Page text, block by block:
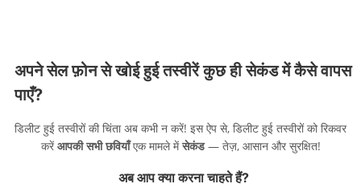
अपने सेल फ़ोन से खोई हुई तस्वीरें कुछ ही सेकंड में कैसे वापस
पाएँ?
डिलीट हुई तस्वीरों की चिंता अब कभी न करें! इस ऐप से, डिलीट हुई तस्वीरों को रिकवर
करें आपकी सभी छवियाँएक मामले मेंसेकंड— तेज़, आसान और सुरक्षित!
अब आप क्या करना चाहते हैं?